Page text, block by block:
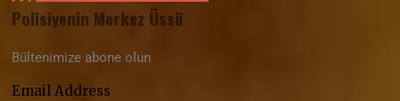
Polisiyenin Merkez Üssü
Bültenimize abone olun
Email Address